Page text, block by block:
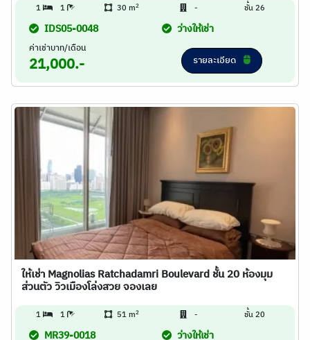
1 1 30 m2 - ชั้น 26
IDS05-0048 ว่างให้เช่า
ค่าเช่าบาท/เดือน
21,000.- รายละเอียด
ให้เช่า Magnolias Ratchadamri Boulevard ชั้น 20 ห้องมุม
ส่วนตัว วิวเมืองโล่งสวย จองเลย
1 1 51 m2 - ชั้น 20
MR39-0018 ว่างให้เช่า